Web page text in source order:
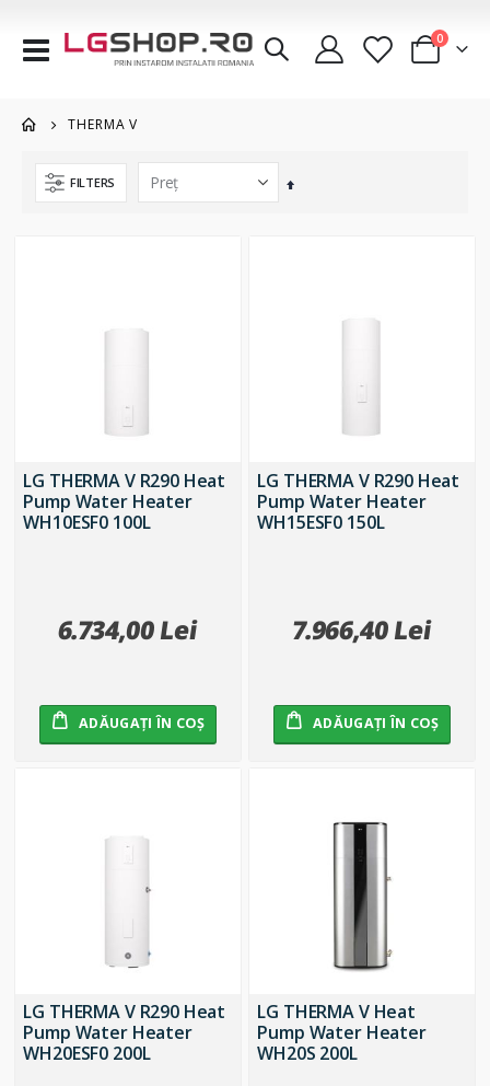
Comutare
Cart
0articole
THERMA V
FILTERS
Setați
LG THERMA V R290 Heat
Pump Water Heater
WH10ESF0 100L
6.734,00 Lei
ADĂUGAȚI ÎN COȘ
LG THERMA V R290 Heat
Pump Water Heater
WH15ESF0 150L
7.966,40 Lei
ADĂUGAȚI ÎN COȘ
LG THERMA V R290 Heat
Pump Water Heater
WH20ESF0 200L
LG THERMA V Heat
Pump Water Heater
WH20S 200L